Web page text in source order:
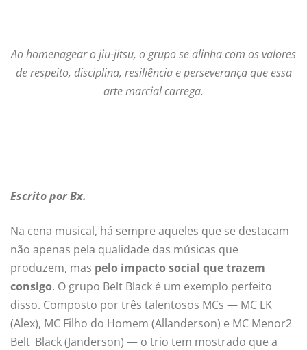
Ao homenagear o jiu-jitsu, o grupo se alinha com os valores
de respeito, disciplina, resiliência e perseverança que essa
arte marcial carrega.
Escrito por Bx.
Na cena musical, há sempre aqueles que se destacam
não apenas pela qualidade das músicas que
produzem, mas pelo impacto social que trazem
consigo. O grupo Belt Black é um exemplo perfeito
disso. Composto por três talentosos MCs — MC LK
(Alex), MC Filho do Homem (Allanderson) e MC Menor2
Belt_Black (Janderson) — o trio tem mostrado que a